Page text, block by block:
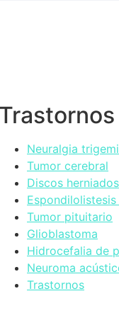
Trastornos
Neuralgia
Tumor cerebral
Discos herniados
Tumor pituitario
Glioblastoma
Hidrocefalia de
Neuroma
Trastornos